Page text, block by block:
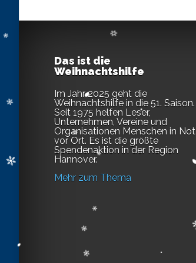
Das ist die
Weihnachtshilfe
Im Jahr 2025 geht die
Weihnachtshilfe in die 51. Saison.
Seit 1975 helfen Leser,
Unternehmen, Vereine und
Organisationen Menschen in Not
vor Ort. Es ist die größte
Spendenaktion in der Region
Hannover.
Mehr zum Thema